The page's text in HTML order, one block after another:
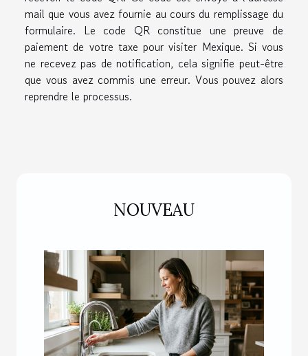
mail que vous avez fournie au cours du remplissage du
formulaire. Le code QR constitue une preuve de
paiement de votre taxe pour visiter Mexique. Si vous
ne recevez pas de notification, cela signifie peut-être
que vous avez commis une erreur. Vous pouvez alors
reprendre le processus.
NOUVEAU